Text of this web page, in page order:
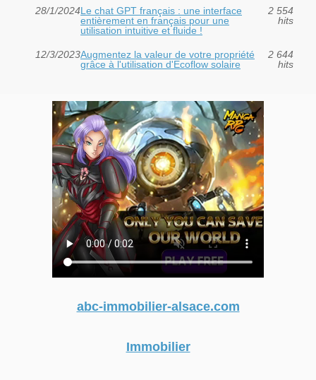
28/1/2024Le chat GPT français : une interface
entièrement en français pour une
utilisation intuitive et fluide !
2 554
hits
12/3/2023Augmentez la valeur de votre propriété
grâce à l'utilisation d'Ecoflow solaire
2 644
hits
abc-immobilier-alsace.com
Immobilier